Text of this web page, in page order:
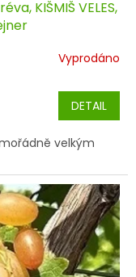
KIŠMIŠ VELES,
Vyprodáno
DETAIL
velkým